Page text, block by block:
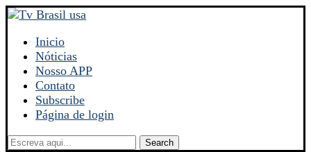
Inicio
Nóticias
Nosso APP
Contato
Subscribe
Página de login
Search